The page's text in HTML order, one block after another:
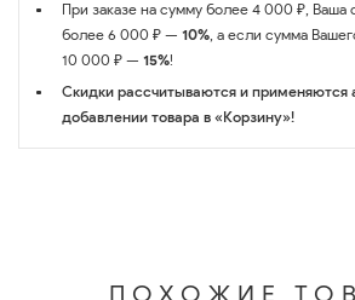
При заказе на сумму более 4 000 ₽, Ваша
более 6 000 ₽ — 10%, а если сумма
10 000 ₽ — 15%!
Скидки рассчитываются и применяются
добавлении товара в «Корзину»!